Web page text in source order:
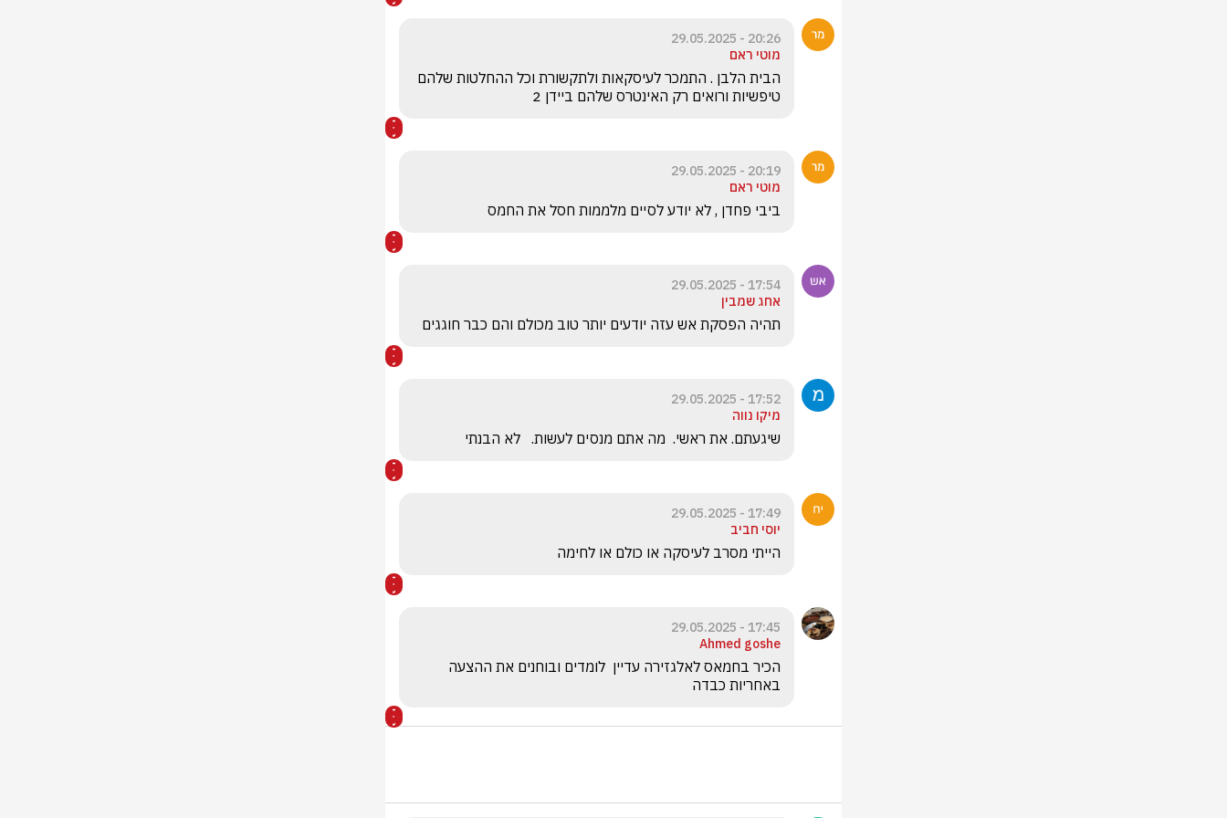
20:26 - 29.05.2025
מוטי ראם
טיפשיות ורואים רק האינטרס שלהם ביידן 2
20:19 - 29.05.2025
מוטי ראם
ביבי פחדן , לא יודע לסיים מלממות חסל את החמס
17:54 - 29.05.2025
אחג שמבין
תהיה הפסקת אש עזה יודעים יותר טוב מכולם והם כבר חוגגים
17:52 - 29.05.2025
מיקו נווה
שיגעתם. את ראשי.  מה אתם מנסים לעשות.   לא הבנתי
17:49 - 29.05.2025
יוסי חביב
הייתי מסרב לעיסקה או כולם או לחימה
17:45 - 29.05.2025
Ahmed goshe
באחריות כבדה